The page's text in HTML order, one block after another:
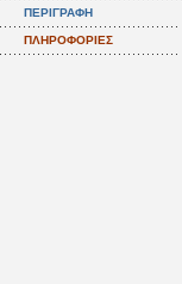
ΠΕΡΙΓΡΑΦΗ
ΠΛΗΡΟΦΟΡΙΕΣ